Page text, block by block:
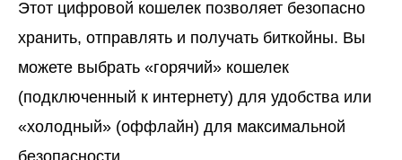
Этот цифровой кошелек позволяет безопасно
хранить, отправлять и получать биткойны. Вы
можете выбрать «горячий» кошелек
(подключенный к интернету) для удобства или
«холодный» (оффлайн) для максимальной
безопасности.